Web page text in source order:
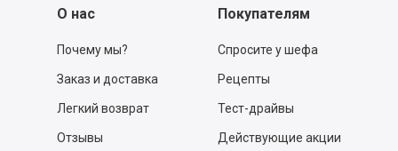
О нас
Почему мы?
Заказ и доставка
Легкий возврат
Отзывы
Покупателям
Спросите у шефа
Рецепты
Тест-драйвы
Действующие акции